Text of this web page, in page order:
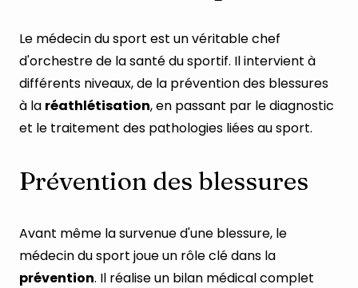
Le médecin du sport est un véritable chef
d'orchestre de la santé du sportif. Il intervient à
différents niveaux, de la prévention des blessures
à la réathlétisation, en passant par le diagnostic
et le traitement des pathologies liées au sport.
Prévention des blessures
Avant même la survenue d'une blessure, le
médecin du sport joue un rôle clé dans la
prévention. Il réalise un bilan médical complet